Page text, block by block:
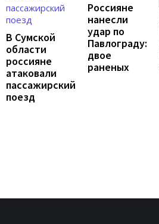
В Сумской
области
россияне
атаковали
пассажирский
поезд
Россияне
нанесли
удар по
Павлограду:
двое
раненых